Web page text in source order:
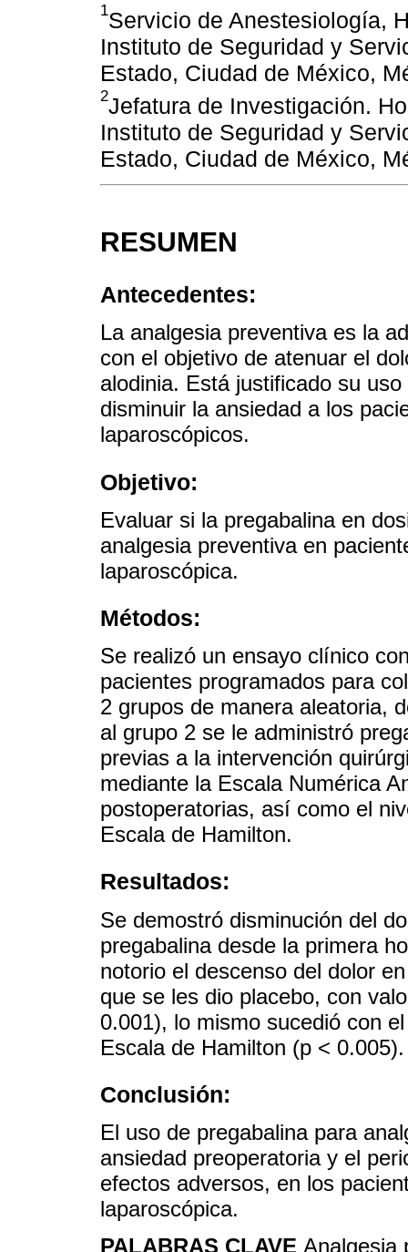
1Servicio de Anestesiología,
Instituto de Seguridad y
Estado, Ciudad de México,
2Jefatura de Investigación.
Instituto de Seguridad y
Estado, Ciudad de México,
RESUMEN
Antecedentes:
La analgesia preventiva es la
con el objetivo de atenuar el
alodinia. Está justificado su
disminuir la ansiedad a los
laparoscópicos.
Objetivo:
Evaluar si la pregabalina en
analgesia preventiva en
laparoscópica.
Métodos:
Se realizó un ensayo clínico
pacientes programados para
2 grupos de manera aleatoria,
al grupo 2 se le administró
previas a la intervención
mediante la Escala Numérica
postoperatorias, así como el
Escala de Hamilton.
Resultados:
Se demostró disminución del
pregabalina desde la primera
notorio el descenso del dolor
que se les dio placebo, con
0.001), lo mismo sucedió con
Escala de Hamilton (p < 0.005).
Conclusión:
El uso de pregabalina para
ansiedad preoperatoria y el
efectos adversos, en los
laparoscópica.
PALABRAS CLAVE Analgesia